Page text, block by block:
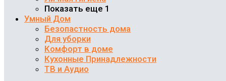
Показать еще 1
Умный Дом
Безопастность дома
Для уборки
Комфорт в доме
Кухонные Принадлежности
ТВ и Аудио